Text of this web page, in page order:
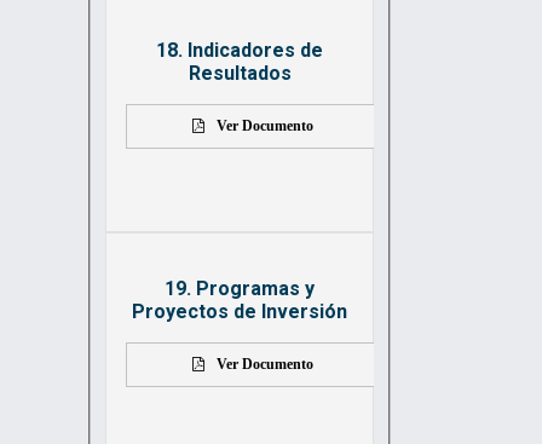
18. Indicadores de
Resultados
Ver Documento
19. Programas y
Proyectos de Inversión
Ver Documento